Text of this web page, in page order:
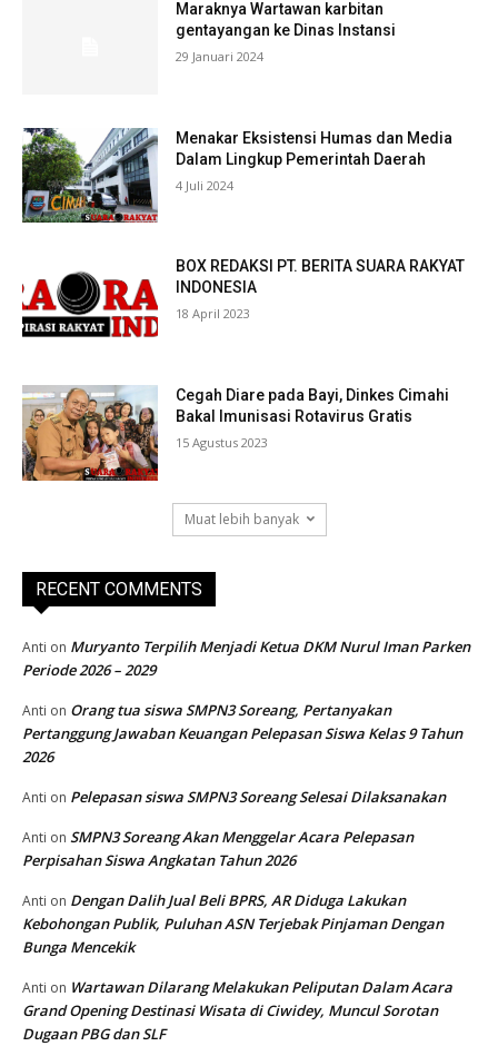
Maraknya Wartawan karbitan
gentayangan ke Dinas Instansi
29 Januari 2024
Menakar Eksistensi Humas dan Media
Dalam Lingkup Pemerintah Daerah
4 Juli 2024
BOX REDAKSI PT. BERITA SUARA RAKYAT
INDONESIA
18 April 2023
Cegah Diare pada Bayi, Dinkes Cimahi
Bakal Imunisasi Rotavirus Gratis
15 Agustus 2023
Muat lebih banyak
RECENT COMMENTS
Anti on Muryanto Terpilih Menjadi Ketua DKM Nurul Iman Parken
Periode 2026 – 2029
Anti on Orang tua siswa SMPN3 Soreang, Pertanyakan
Pertanggung Jawaban Keuangan Pelepasan Siswa Kelas 9 Tahun
2026
Anti on Pelepasan siswa SMPN3 Soreang Selesai Dilaksanakan
Anti on SMPN3 Soreang Akan Menggelar Acara Pelepasan
Perpisahan Siswa Angkatan Tahun 2026
Anti on Dengan Dalih Jual Beli BPRS, AR Diduga Lakukan
Kebohongan Publik, Puluhan ASN Terjebak Pinjaman Dengan
Bunga Mencekik
Anti on Wartawan Dilarang Melakukan Peliputan Dalam Acara
Grand Opening Destinasi Wisata di Ciwidey, Muncul Sorotan
Dugaan PBG dan SLF